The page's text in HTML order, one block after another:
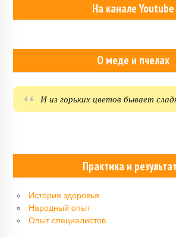
На канале Youtube
О меде и пчелах
И из горьких цветов бывает
Практика и
История здоровья
Народный опыт
Опыт специалистов